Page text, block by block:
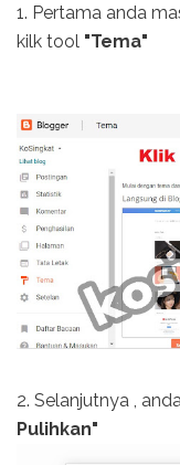
1. Pertama anda
kilk tool "Tema"
2. Selanjutnya ,
Pulihkan"